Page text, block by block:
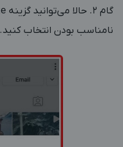
نامناسب بودن انتخاب کنید.